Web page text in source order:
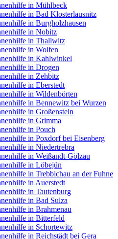
in Mühlbeck
in Bad Klosterlausnitz
in Burgholzhausen
in Nobitz
in Thallwitz
in Wolfen
in Kahlwinkel
in Drogen
in Zehbitz
in Eberstedt
in Wildenbörten
in Bennewitz bei Wurzen
in Großenstein
in Grimma
in Pouch
in Poxdorf bei Eisenberg
in Niedertrebra
in Weißandt-Gölzau
in Löbejün
in Trebbichau an der Fuhne
in Auerstedt
in Tautenburg
in Bad Sulza
in Brahmenau
in Bitterfeld
in Schortewitz
in Reichstädt bei Gera